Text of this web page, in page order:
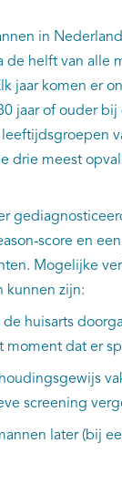
in
de helft van alle
jaar komen er
jaar of ouder
drie meest
score en
Mogelijke
kunnen zijn:
huisarts
dat er
screening
later (bij